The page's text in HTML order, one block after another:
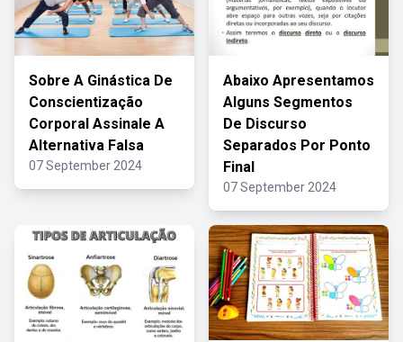
Sobre A Ginástica De
Conscientização
Corporal Assinale A
Alternativa Falsa
07 September 2024
Abaixo Apresentamos
Alguns Segmentos
De Discurso
Separados Por Ponto
Final
07 September 2024